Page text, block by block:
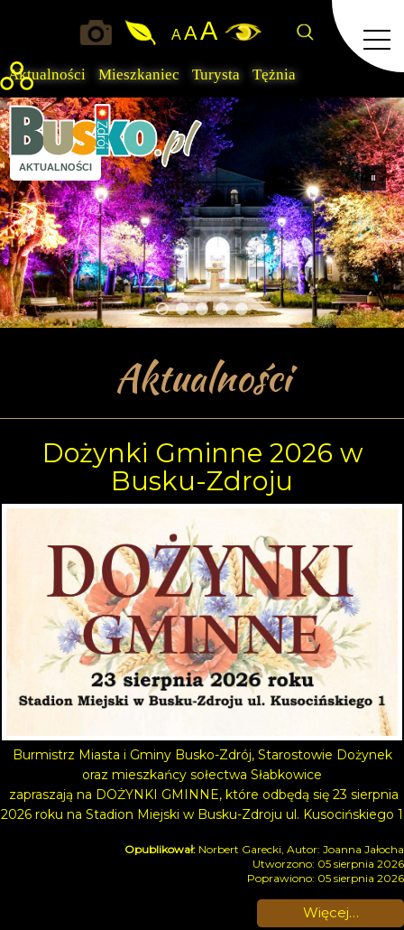
Aktualności Mieszkaniec Turysta Tężnia
A AA
AKTUALNOŚCI
Aktualności
Dożynki Gminne 2026 w
Busku-Zdroju
Burmistrz Miasta i Gminy Busko-Zdrój, Starostowie Dożynek
oraz mieszkańcy sołectwa Słabkowice
zapraszają na DOŻYNKI GMINNE, które odbędą się 23 sierpnia
2026 roku na Stadion Miejski w Busku-Zdroju ul. Kusocińskiego 1
Norbert Garecki, Autor: Joanna Jałocha
Utworzono: 05 sierpnia 2026
Poprawiono: 05 sierpnia 2026
Więcej…